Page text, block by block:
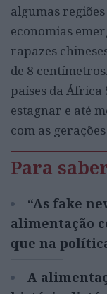
algumas
economias
rapazes
de 8
países da
estagnar e até
com as
Para
“As fake
alimentação
que na
A